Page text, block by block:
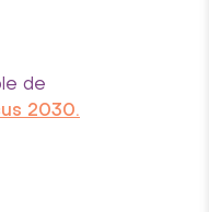
de
2030.